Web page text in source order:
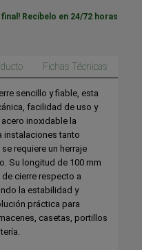
Recíbelo en 24/72 horas
Fichas Técnicas
sencillo y fiable, esta
facilidad de uso y
inoxidable la
instalaciones tanto
requiere un herraje
Su longitud de 100 mm
cierre respecto a
la estabilidad y
práctica para
casetas, portillos